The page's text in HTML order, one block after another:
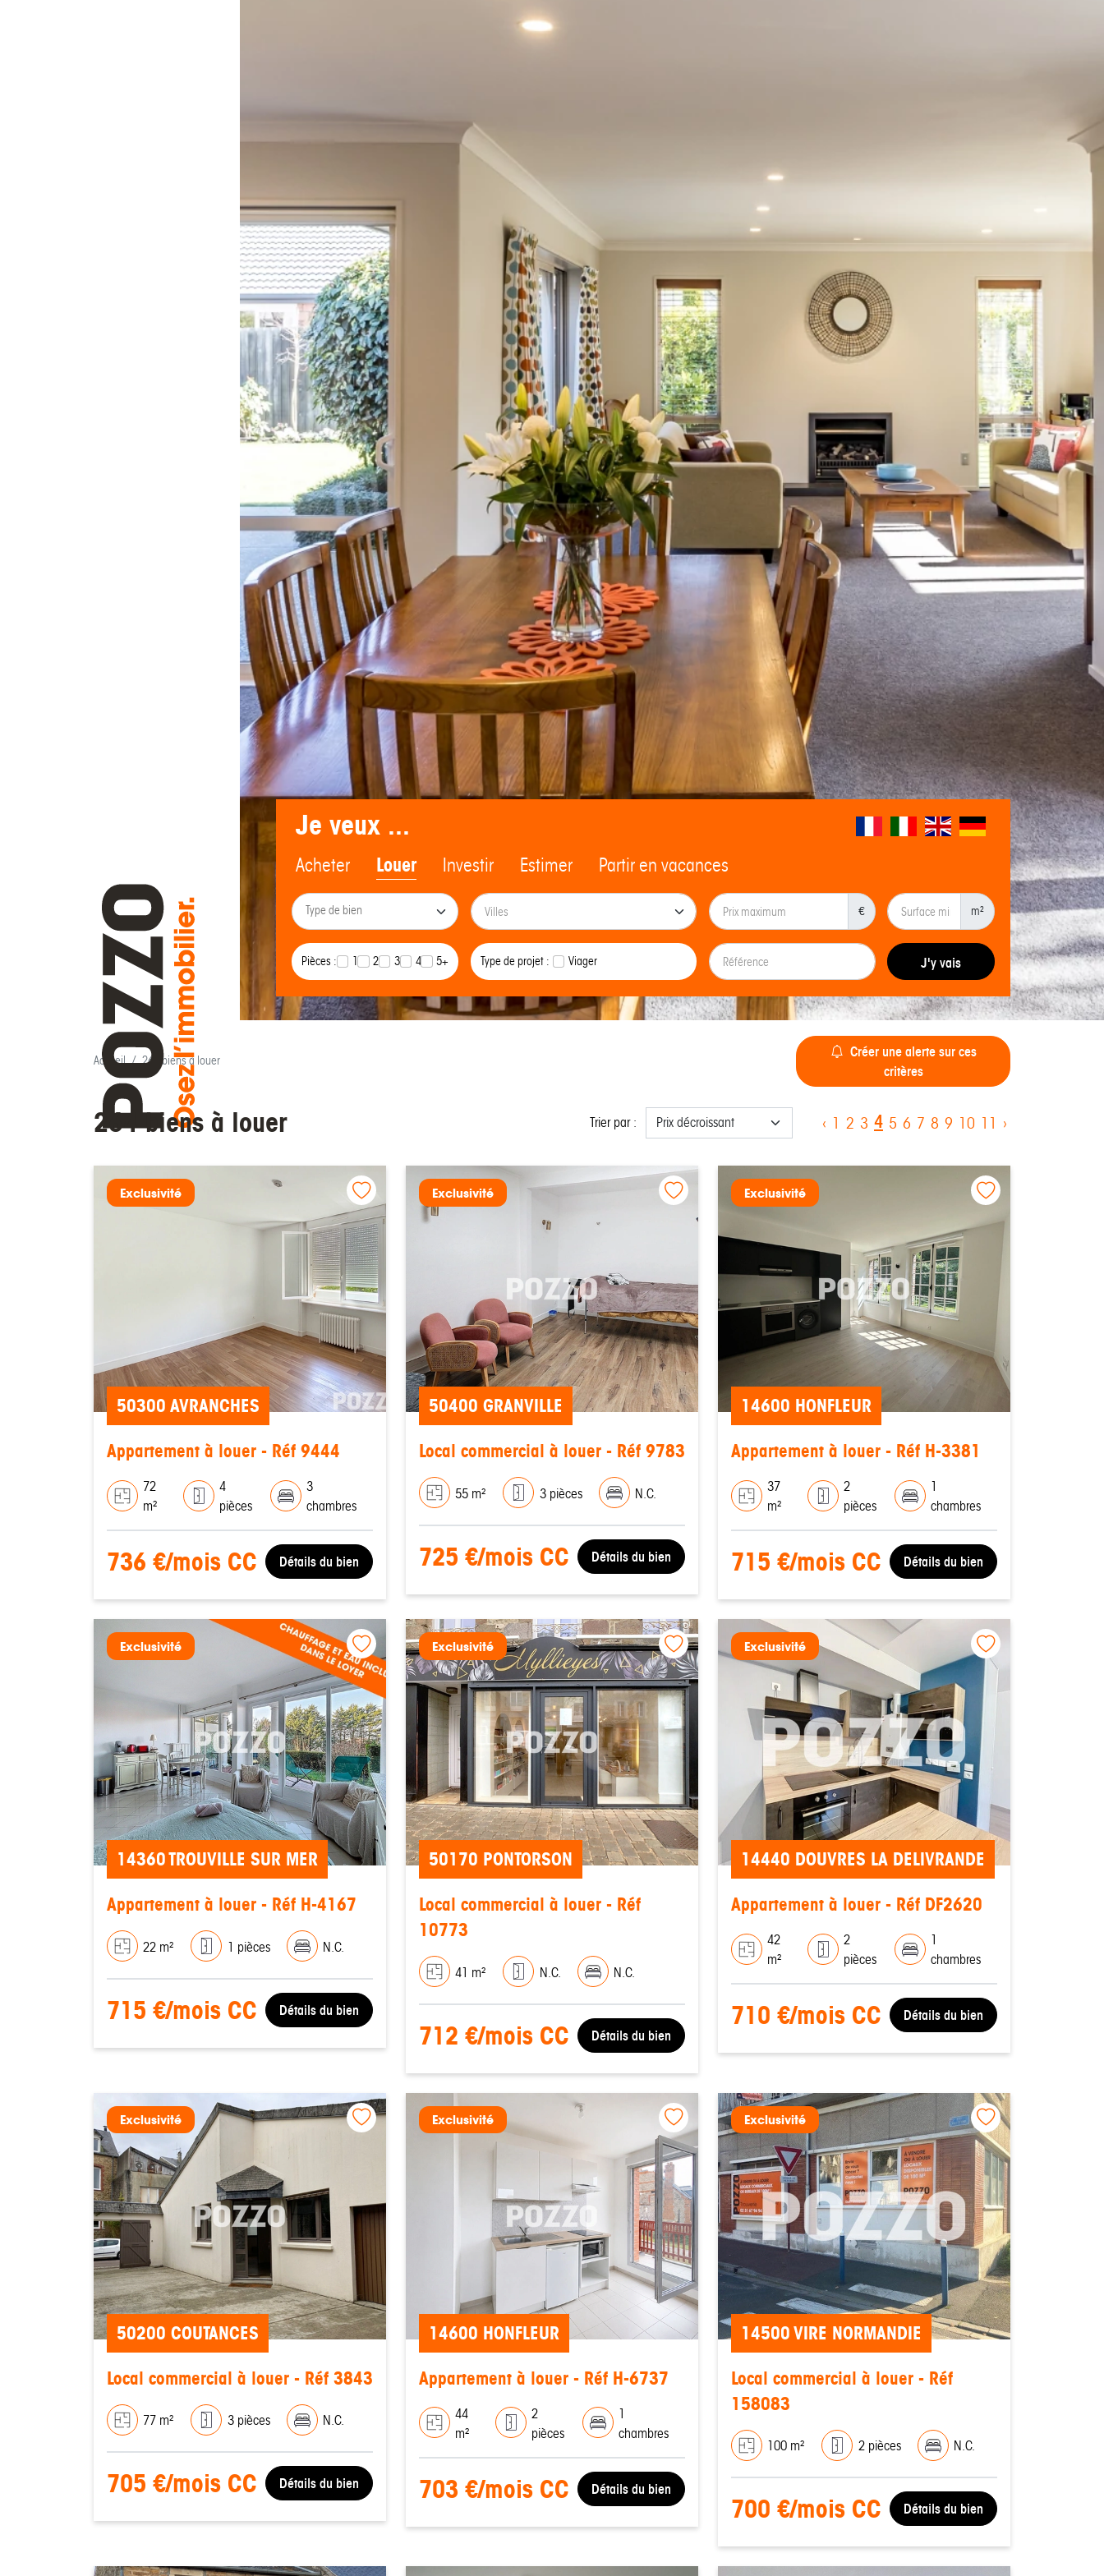
Je veux ...
Acheter Louer Investir Estimer Partir en vacances
€ m²
Pièces : 1 2 3 4 5+ Type de projet : Viager J'y vais
Accueil 264 biens à louer
Créer une alerte sur ces
critères
264 biens à louer Trier par : ‹ 1 2 3 4 5 6 7 8 9 10 11 ›
Exclusivité
50300 AVRANCHES
Appartement à louer - Réf 9444
72
m²
4
pièces
3
chambres
736 €/mois CC Détails du bien
Exclusivité
50400 GRANVILLE
Local commercial à louer - Réf 9783
55 m² 3 pièces N.C.
725 €/mois CC Détails du bien
Exclusivité
14600 HONFLEUR
Appartement à louer - Réf H-3381
37
m²
2
pièces
1
chambres
715 €/mois CC Détails du bien
Exclusivité
14360 TROUVILLE SUR MER
Appartement à louer - Réf H-4167
22 m² 1 pièces N.C.
715 €/mois CC Détails du bien
Exclusivité
50170 PONTORSON
Local commercial à louer - Réf
10773
41 m² N.C. N.C.
712 €/mois CC Détails du bien
Exclusivité
14440 DOUVRES LA DELIVRANDE
Appartement à louer - Réf DF2620
42
m²
2
pièces
1
chambres
710 €/mois CC Détails du bien
Exclusivité
50200 COUTANCES
Local commercial à louer - Réf 3843
77 m² 3 pièces N.C.
705 €/mois CC Détails du bien
Exclusivité
14600 HONFLEUR
Appartement à louer - Réf H-6737
44
m²
2
pièces
1
chambres
703 €/mois CC Détails du bien
Exclusivité
14500 VIRE NORMANDIE
Local commercial à louer - Réf
158083
100 m² 2 pièces N.C.
700 €/mois CC Détails du bien